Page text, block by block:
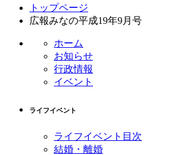
トップページ
広報みなの平成19年9月号
ホーム
お知らせ
行政情報
イベント
ライフイベント
ライフイベント目次
結婚・離婚